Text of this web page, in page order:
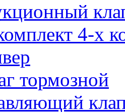
4-х
тормозной